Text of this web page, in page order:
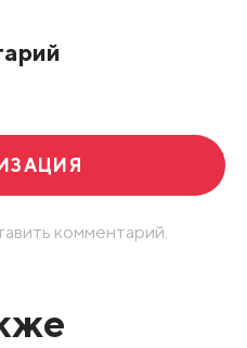
комментарий.